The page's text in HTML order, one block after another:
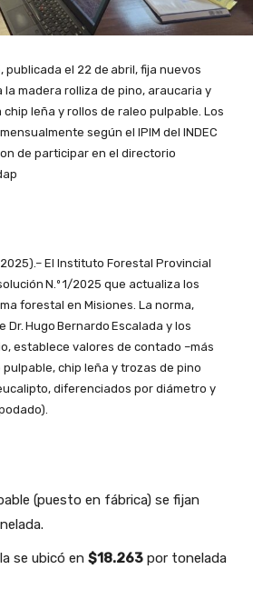
publicada el 22 de abril, fija nuevos
madera rolliza de pino, araucaria y
leña y rollos de raleo pulpable. Los
según el IPIM del INDEC
de participar en el directorio
El Instituto Forestal Provincial
N.º 1/2025 que actualiza los
forestal en Misiones. La norma,
Hugo Bernardo Escalada y los
establece valores de contado –más
chip leña y trozas de pino
diferenciados por diámetro y
(puesto en fábrica) se fijan
se ubicó en $18.263 por tonelada